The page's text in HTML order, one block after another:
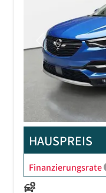
Previous
HAUSPREIS
Finanzierungsrate